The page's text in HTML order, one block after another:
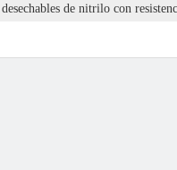
de nitrilo con